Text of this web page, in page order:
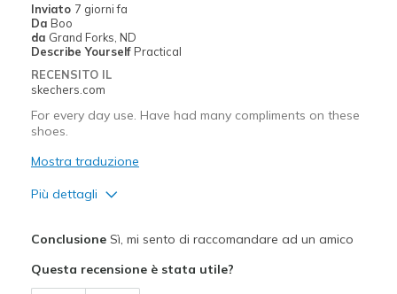
Travel
Width
Sizing
View On Shoes
I'm Into Shoes
Inviato 7 giorni fa
Da Boo
da Grand Forks, ND
Describe Yourself Practical
RECENSITO IL
skechers.com
For every day use. Have had many compliments on these
shoes.
Mostra traduzione
Più dettagli
Breathe Well
ConclusioneSì, mi sento di raccomandare ad un amico
Questa recensione è stata utile?